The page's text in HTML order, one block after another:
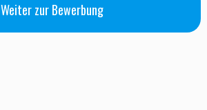
Weiter zur Bewerbung